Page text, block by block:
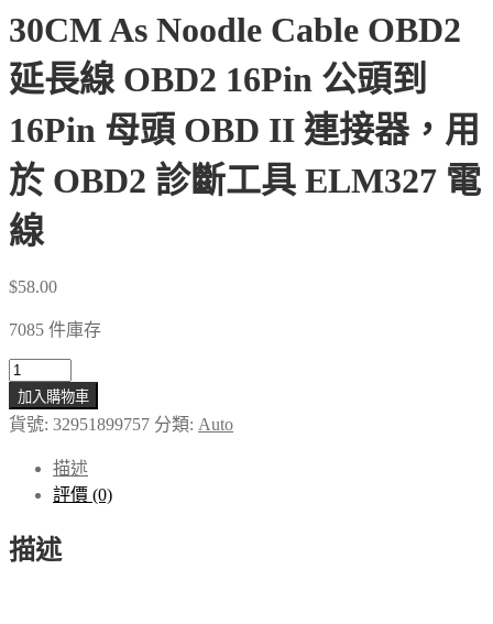
30CM As Noodle Cable OBD2
延長線 OBD2 16Pin 公頭到
16Pin 母頭 OBD II 連接器，用
於 OBD2 診斷工具 ELM327 電
線
$58.00
7085 件庫存
30CM
As
Noodle
Cable
OBD2
16Pin
加入購物車
貨號: 32951899757 分類: Auto
描述
評價 (0)
描述